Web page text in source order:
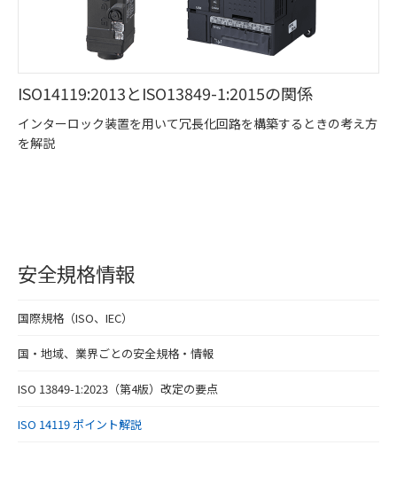
ISO14119:2013とISO13849-1:2015の関係
インターロック装置を用いて冗長化回路を構築するときの考え方
を解説
安全規格情報
国際規格（ISO、IEC）
国・地域、業界ごとの安全規格・情報
ISO 13849-1:2023（第4版）改定の要点
ISO 14119 ポイント解説